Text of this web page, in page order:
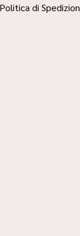
Condizioni”
Politica di